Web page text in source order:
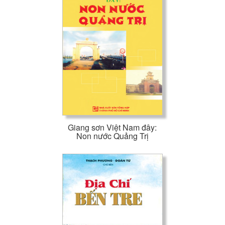
Giang sơn Việt Nam đây:
Non nước Quảng Trị